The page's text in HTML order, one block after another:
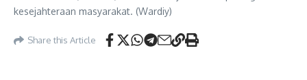
kesejahteraan masyarakat. (Wardiy)
Share this Article